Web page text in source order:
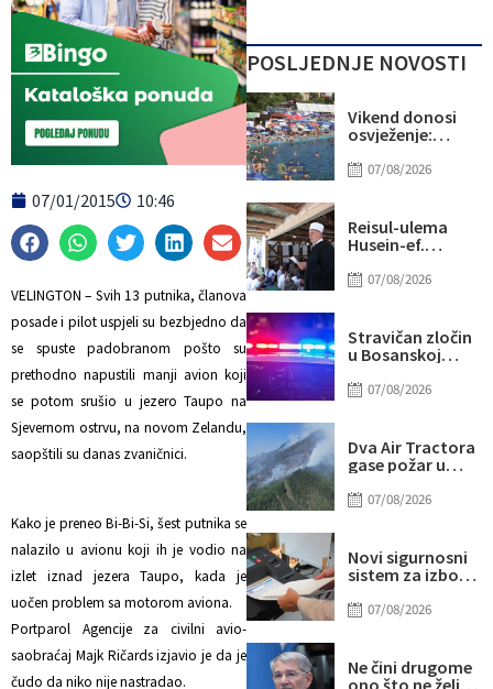
07/01/2015 10:46
VELINGTON – Svih 13 putnika, članova
posade i pilot uspjeli su bezbjedno da
se spuste padobranom pošto su
prethodno napustili manji avion koji
se potom srušio u jezero Taupo na
Sjevernom ostrvu, na novom Zelandu,
saopštili su danas zvaničnici.
Kako je preneo Bi-Bi-Si, šest putnika se
nalazilo u avionu koji ih je vodio na
izlet iznad jezera Taupo, kada je
uočen problem sa motorom aviona.
Portparol Agencije za civilni avio-
saobraćaj Majk Ričards izjavio je da je
čudo da niko nije nastradao.
POSLJEDNJE NOVOSTI
Vikend donosi
osvježenje:
stiže novi
07/08/2026
Reisul-ulema
Husein-ef.
Igmanu: Bosna
za koju se živi
07/08/2026
Stravičan zločin
u Bosanskoj
ubila muža
07/08/2026
Dva Air Tractora
gase požar u
subotu stiže i
07/08/2026
Novi sigurnosni
sistem za izbore
šifra pod
07/08/2026
Ne čini drugome
ono što ne želiš